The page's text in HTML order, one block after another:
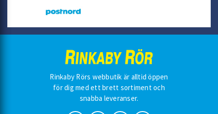
Rinkaby Rörs webbutik är alltid öppen
för dig med ett brett sortiment och
snabba leveranser.